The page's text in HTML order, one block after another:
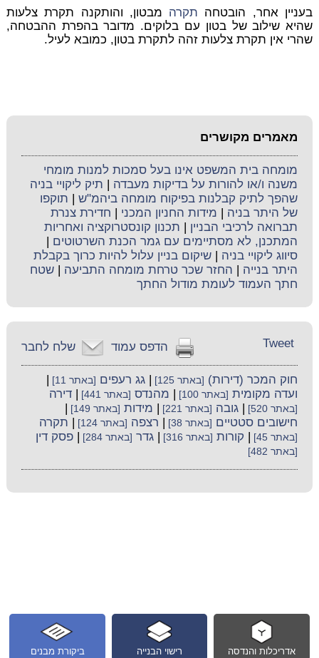
בעניין אחר, הובטחה תקרה מבטון, והותקנה תקרת צלעות
שהיא שילוב של בטון עם בלוקים. מדובר בהפרת ההבטחה,
שהרי אין תקרת צלעות זהה לתקרת בטון, כמובא לעיל.
מאמרים מקושרים
מומחה בית המשפט אינו בעל סמכות למנות מומחי
משנה ו/או להורות על בדיקות מעבדה
תיק ליקויי בניה
שהפך לתיק קבלנות בפיקוח מומחה ביהמ"ש
תוקפו
של היתר בניה
מידות החניון המכני
חדירת צנרת
תברואה לרכיבי הבניין
תכנון קונסטרוקציה ואחריות
המתכנן, לא מסתיימים עם גמר הכנת השרטוטים
סיווג ליקויי בניה |שיקום בניין עלול להיות כרוך בקבלת
היתר בנייה
החזר שכר טרחת מומחה התביעה |שטח
חתך העמוד לעומת מודול החתך
שלח לחבר הדפס עמוד Tweet
חוק המכר (דירות) [באתר 125] |גג רעפים [באתר 11]
ועדה מקומית [באתר 100] מהנדס [באתר 441] |דירה
[באתר 520] |גובה [באתר 221] מידות [באתר 149]
חישובים סטטיים [באתר 38] רצפה [באתר 124] תקרה
[באתר 45] קורות [באתר 316] |גדר [באתר 284] |פסק דין
[באתר 482]
ביקורת מבנים רישוי הבנייה אדריכלות והנדסה